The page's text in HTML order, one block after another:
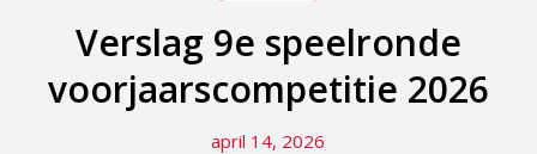
Verslag 9e speelronde
voorjaarscompetitie 2026
april 14, 2026